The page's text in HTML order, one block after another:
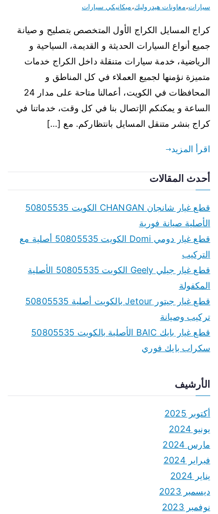
سيارات،معاونات هيدروليك،ميكانيكي سيارات
كراج المسايل الكراج الأول المتخصص بتصليح و صيانة
جميع أنواع السيارات الحديثة و القديمة، السياحية و
الرياضية، خدمة سيارات متنقلة داخل الكراج خدمات
متميزة نؤمنها لجميع العملاء في كل المناطق و
المحافظات في الكويت، أعمالنا متاحة على مدار 24
الساعة و يمكنكم الإتصال بنا في كل وقت، خدماتنا في
كراج بنشر متنقل المسايل بانتظاركم. مع […]
اقرأ المزيد
أحدث المقالات
قطع غيار شانجان CHANGAN الكويت 50805535
الأصلية صيانة فورية
قطع غيار دومي Domi الكويت 50805535 أصلية مع
التركيب
قطع غيار جيلي Geely الكويت 50805535 الأصلية
المكفولة
قطع غيار جيتور Jetour بالكويت أصلية 50805535
تركيب وصيانة
قطع غيار بايك BAIC الأصلية بالكويت 50805535
سكراب بايك فوري
الأرشيف
أكتوبر 2025
يونيو 2024
مارس 2024
فبراير 2024
يناير 2024
ديسمبر 2023
نوفمبر 2023